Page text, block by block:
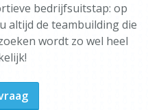
bedrijfsuitstap: op
altijd de teambuilding die
wordt zo wel heel